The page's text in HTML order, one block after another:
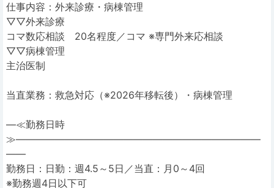
仕事内容：外来診療・病棟管理
▽▽外来診療
コマ数応相談 20名程度／コマ ※専門外来応相談
▽▽病棟管理
主治医制
当直業務：救急対応（※2026年移転後）・病棟管理
―≪勤務日時
≫―――――――――――――――――――――――――
――
勤務日：日勤：週4.5～5日／当直：月0～4回
※勤務週4日以下可